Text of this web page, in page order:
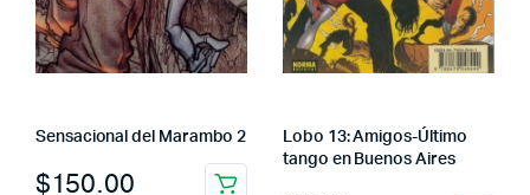
Sensacional del Marambo 2
$150.00
Lobo 13: Amigos-Último
tango en Buenos Aires